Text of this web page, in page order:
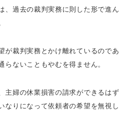
、過去の裁判実務に則した形で進ん
が裁判実務とかけ離れているのであ
らないこともやむを得ません。
主婦の休業損害の請求ができるはず
なりになって依頼者の希望を無視し